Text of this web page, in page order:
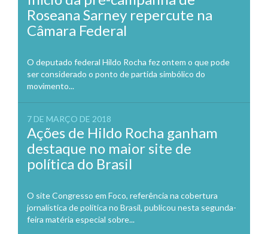
Roseana Sarney repercute na
Câmara Federal
O deputado federal Hildo Rocha fez ontem o que pode
ser considerado o ponto de partida simbólico do
movimento...
7 DE MARÇO DE 2018
Ações de Hildo Rocha ganham
destaque no maior site de
política do Brasil
O site Congresso em Foco, referência na cobertura
jornalística de política no Brasil, publicou nesta segunda-
feira matéria especial sobre...